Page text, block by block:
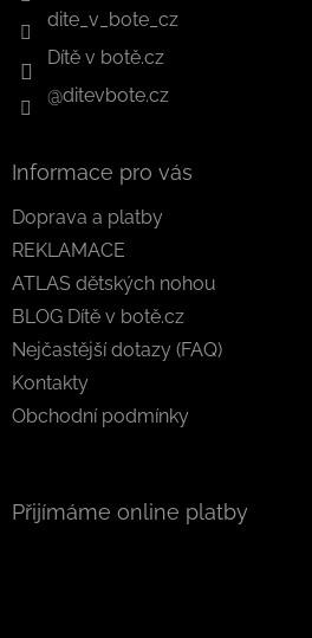
dite_v_bote_cz
Dítě v botě.cz
@ditevbote.cz
Informace pro vás
Doprava a platby
REKLAMACE
ATLAS dětských nohou
BLOG Dítě v botě.cz
Nejčastější dotazy (FAQ)
Kontakty
Obchodní podmínky
Přijímáme online platby